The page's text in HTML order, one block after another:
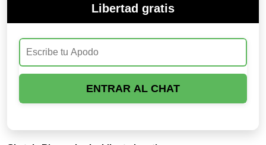
Libertad gratis
ENTRAR AL CHAT